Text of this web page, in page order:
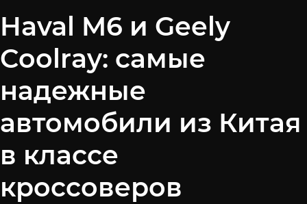
Haval M6 и Geely
Coolray: самые
надежные
автомобили из Китая
в классе
кроссоверов